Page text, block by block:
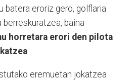
batera eroriz gero, golflaria
baina
horretara erori den pilota
.
eremuetan jokatzea